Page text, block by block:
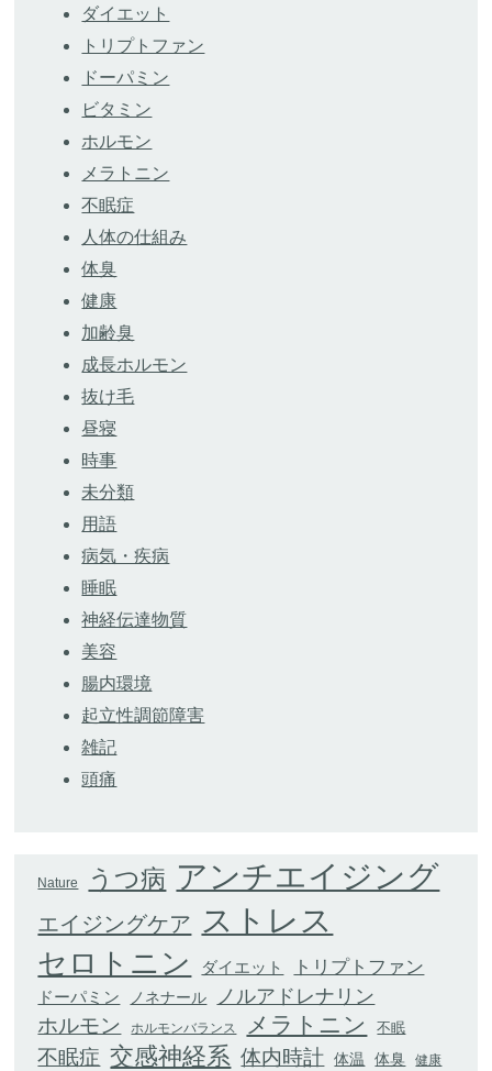
ダイエット
トリプトファン
ドーパミン
ビタミン
ホルモン
メラトニン
不眠症
人体の仕組み
体臭
健康
加齢臭
成長ホルモン
抜け毛
昼寝
時事
未分類
用語
病気・疾病
睡眠
神経伝達物質
美容
腸内環境
起立性調節障害
雑記
頭痛
Nature うつ病 アンチエイジング
エイジングケア ストレス
セロトニン ダイエット トリプトファン
ドーパミン ノネナール ノルアドレナリン
ホルモン ホルモンバランス メラトニン 不眠
不眠症 交感神経系 体内時計 体温 体臭 健康